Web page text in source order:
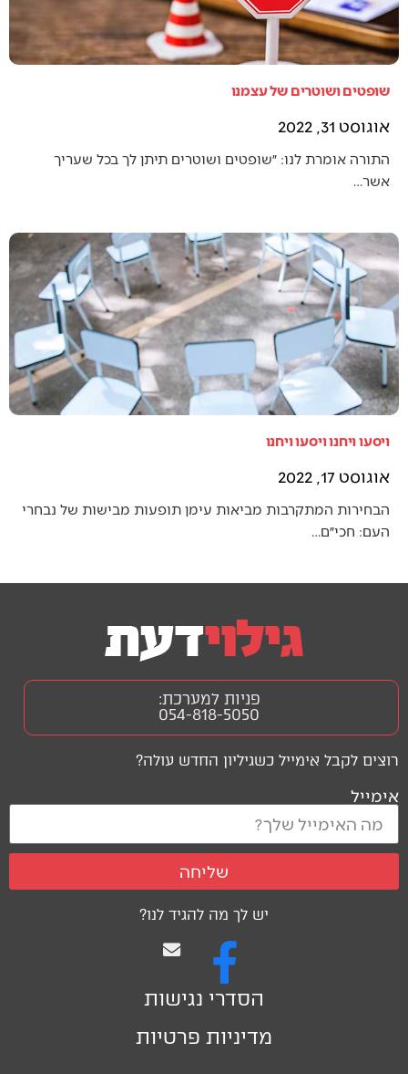
שופטים ושוטרים של עצמנו
אוגוסט 31, 2022
התורה אומרת לנו: ״שופטים ושוטרים תיתן לך בכל שעריך
אשר…
ויסעו ויחנו ויסעו ויחנו
אוגוסט 17, 2022
הבחירות המתקרבות מביאות עימן תופעות מבישות של נבחרי
העם: חכי״ם…
יש לך מה להגיד לנו?
הסדרי נגישות
מדיניות פרטיות
רוצים לקבל אימייל כשגיליון החדש עולה?
אימייל
שליחה
פניות למערכת:
054-818-5050